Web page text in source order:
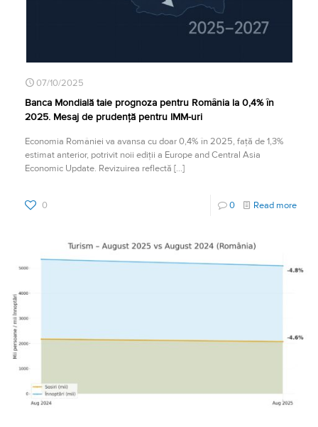
07/10/2025
Banca Mondială taie prognoza pentru România la 0,4% în
2025. Mesaj de prudență pentru IMM-uri
Economia României va avansa cu doar 0,4% în 2025, față de 1,3%
estimat anterior, potrivit noii ediții a Europe and Central Asia
Economic Update. Revizuirea reflectă […]
0 0 Read more